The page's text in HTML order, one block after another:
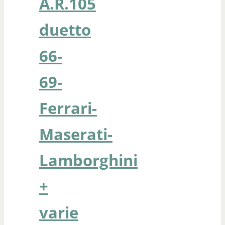
duetto
66-
69-
Ferrari-
Maserati-
Lamborghini
+
varie